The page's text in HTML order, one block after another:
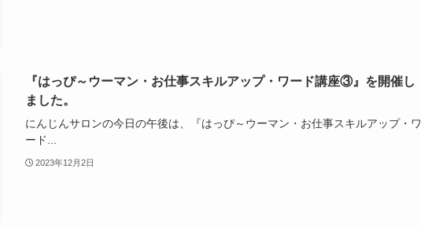
『はっぴ～ウーマン・お仕事スキルアップ・ワード講座③』を開催し
ました。
にんじんサロンの今日の午後は、『はっぴ～ウーマン・お仕事スキルアップ・ワ
ード...
2023年12月2日